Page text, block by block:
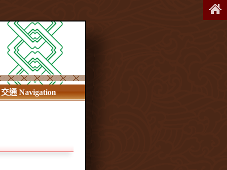
交通 Navigation